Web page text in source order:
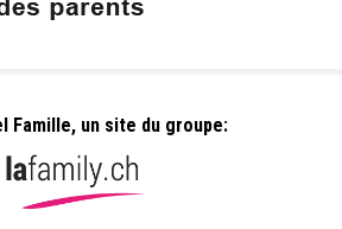
Famille, un site du groupe: